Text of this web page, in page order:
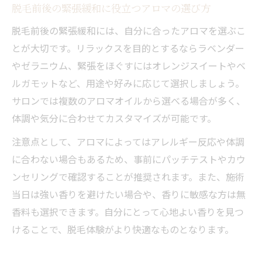
脱毛前後の緊張緩和に役立つアロマの選び方
脱毛前後の緊張緩和には、自分に合ったアロマを選ぶこ
とが大切です。リラックスを目的とするならラベンダー
やゼラニウム、緊張をほぐすにはオレンジスイートやベ
ルガモットなど、用途や好みに応じて選択しましょう。
サロンでは複数のアロマオイルから選べる場合が多く、
体調や気分に合わせてカスタマイズが可能です。
注意点として、アロマによってはアレルギー反応や体調
に合わない場合もあるため、事前にパッチテストやカウ
ンセリングで確認することが推奨されます。また、施術
当日は強い香りを避けたい場合や、香りに敏感な方は無
香料も選択できます。自分にとって心地よい香りを見つ
けることで、脱毛体験がより快適なものとなります。